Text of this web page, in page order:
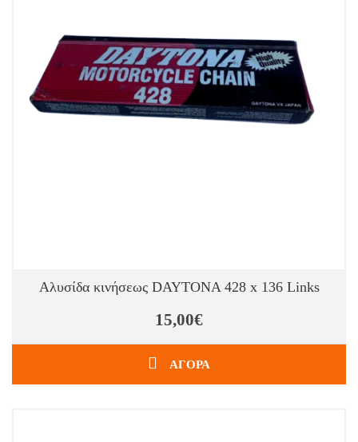
Αλυσίδα κινήσεως DAYTONA 428 x 136 Links
15,00€
ΑΓΟΡΑ